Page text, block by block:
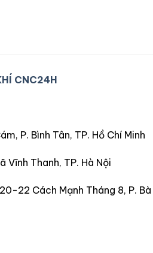
CNC24H
P. Bình Tân, TP. Hồ Chí Minh
Vĩnh Thanh, TP. Hà Nội
22 Cách Mạnh Tháng 8, P. Bà